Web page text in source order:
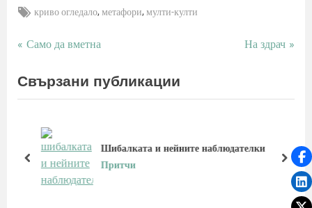
Tags:
криво огледало,метафори,мулти-култи
Навигация
P
e
s
Само да вметна
N
На здрач
Свързани публикации
Шибалката и нейните наблюдателки
Притчи
prev next